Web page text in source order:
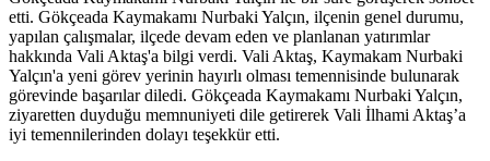
etti. Gökçeada Kaymakamı Nurbaki Yalçın, ilçenin genel durumu,
yapılan çalışmalar, ilçede devam eden ve planlanan yatırımlar
hakkında Vali Aktaş'a bilgi verdi. Vali Aktaş, Kaymakam Nurbaki
Yalçın'a yeni görev yerinin hayırlı olması temennisinde bulunarak
görevinde başarılar diledi. Gökçeada Kaymakamı Nurbaki Yalçın,
ziyaretten duyduğu memnuniyeti dile getirerek Vali İlhami Aktaş’a
iyi temennilerinden dolayı teşekkür etti.